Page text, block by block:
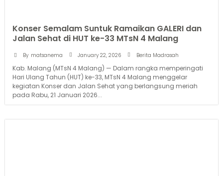
Konser Semalam Suntuk Ramaikan GALERI dan
Jalan Sehat di HUT ke-33 MTsN 4 Malang
By matsanema January 22, 2026 Berita Madrasah
Kab. Malang (MTsN 4 Malang) — Dalam rangka memperingati
Hari Ulang Tahun (HUT) ke-33, MTsN 4 Malang menggelar
kegiatan Konser dan Jalan Sehat yang berlangsung meriah
pada Rabu, 21 Januari 2026...